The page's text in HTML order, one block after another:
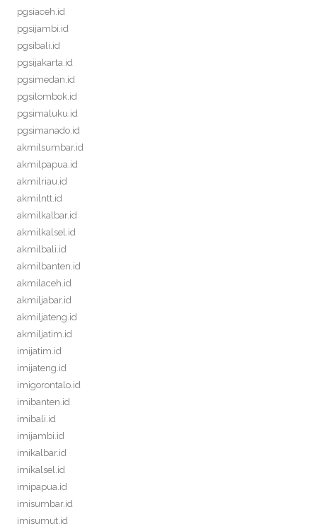
pgsiaceh.id
pgsijambi.id
pgsibali.id
pgsijakarta.id
pgsimedan.id
pgsilombok.id
pgsimaluku.id
pgsimanado.id
akmilsumbar.id
akmilpapua.id
akmilriau.id
akmilntt.id
akmilkalbar.id
akmilkalsel.id
akmilbali.id
akmilbanten.id
akmilaceh.id
akmiljabar.id
akmiljateng.id
akmiljatim.id
imijatim.id
imijateng.id
imigorontalo.id
imibanten.id
imibali.id
imijambi.id
imikalbar.id
imikalsel.id
imipapua.id
imisumbar.id
imisumut.id